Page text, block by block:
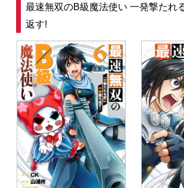
最速無双のB級魔法使い 一発撃たれ
返す!